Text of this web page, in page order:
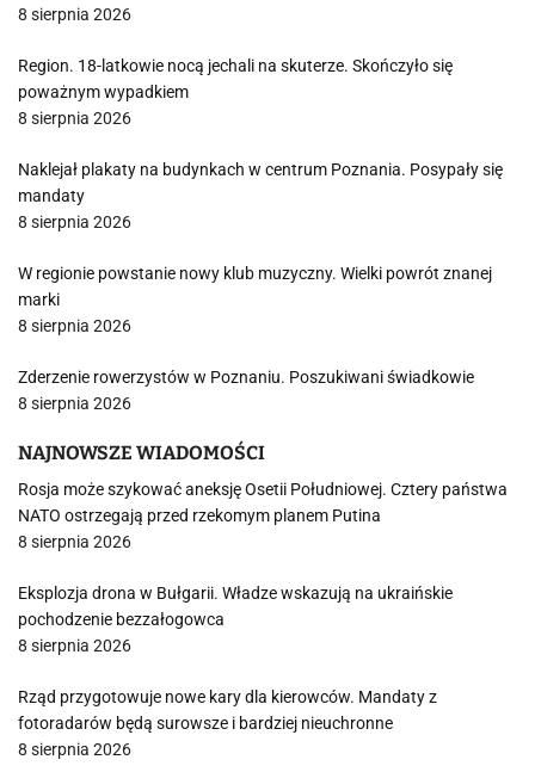
8 sierpnia 2026
Region. 18-latkowie nocą jechali na skuterze. Skończyło się
poważnym wypadkiem
8 sierpnia 2026
Naklejał plakaty na budynkach w centrum Poznania. Posypały się
mandaty
8 sierpnia 2026
W regionie powstanie nowy klub muzyczny. Wielki powrót znanej
marki
8 sierpnia 2026
Zderzenie rowerzystów w Poznaniu. Poszukiwani świadkowie
8 sierpnia 2026
NAJNOWSZE WIADOMOŚCI
Rosja może szykować aneksję Osetii Południowej. Cztery państwa
NATO ostrzegają przed rzekomym planem Putina
8 sierpnia 2026
Eksplozja drona w Bułgarii. Władze wskazują na ukraińskie
pochodzenie bezzałogowca
8 sierpnia 2026
Rząd przygotowuje nowe kary dla kierowców. Mandaty z
fotoradarów będą surowsze i bardziej nieuchronne
8 sierpnia 2026